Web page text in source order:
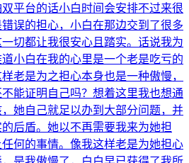
平台的话小白时间会安排不过来很
误的担心，小白在那边交到了很多
切都让我很安心且踏实。话说我为
小白在我的心里是一个老是吃亏的
老是为之担心本身也是一种傲慢，
能证明自己吗？想着这里我也想通
她自己就足以办到大部分问题，并
后盾。她以不再需要我来为她担
何的事情。像我这样老是为她担心